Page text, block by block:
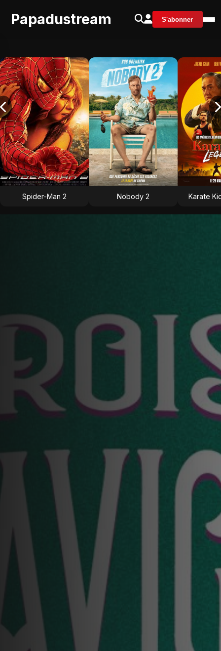
Papadustream S'abonner
Spider-Man 2 Nobody 2 Karate